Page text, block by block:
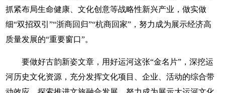
抓紧布局生命健康、文化创意等战略性新兴产业，做实做
细“双招双引”“浙商回归”“杭商回家”，努力成为展示经济高
质量发展的“重要窗口”。
要做好古韵新姿文章，用好运河这张“金名片”，深挖运
河历史文化资源，充分发挥文化项目、企业、活动的综合带